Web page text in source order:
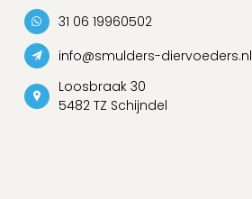
31 06 19960502
info@smulders-diervoeders.nl
Loosbraak 30
5482 TZ Schijndel